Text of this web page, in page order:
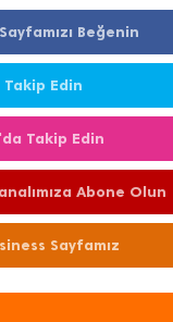
Beğenin
Edin
Takip Edin
Abone Olun
Sayfamız